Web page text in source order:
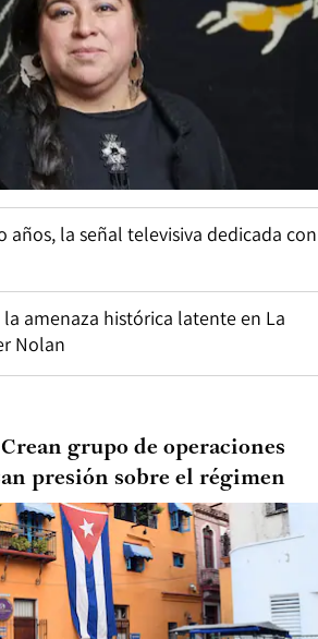
años, la señal televisiva dedicada con
amenaza histórica latente en La
Nolan
grupo de operaciones
presión sobre el régimen